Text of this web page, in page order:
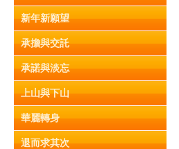
新年新願望
承擔與交託
承諾與淡忘
上山與下山
華麗轉身
退而求其次